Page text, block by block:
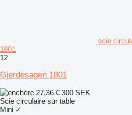
scie
1801
12
Gjerdesagen 1801
27,36 € 300 SEK
Scie circulaire sur table
Mini ✓